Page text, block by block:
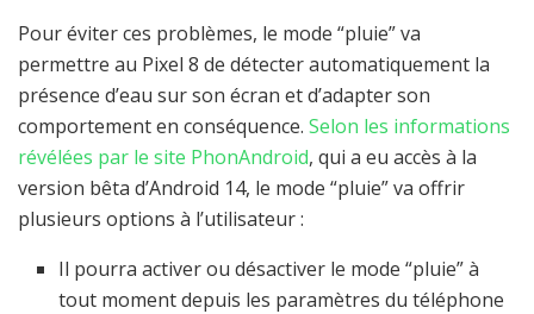
Pour éviter ces problèmes, le mode “pluie” va
permettre au Pixel 8 de détecter automatiquement la
présence d’eau sur son écran et d’adapter son
comportement en conséquence. Selon les informations
révélées par le site PhonAndroid, qui a eu accès à la
version bêta d’Android 14, le mode “pluie” va offrir
plusieurs options à l’utilisateur :
Il pourra activer ou désactiver le mode “pluie” à
tout moment depuis les paramètres du téléphone